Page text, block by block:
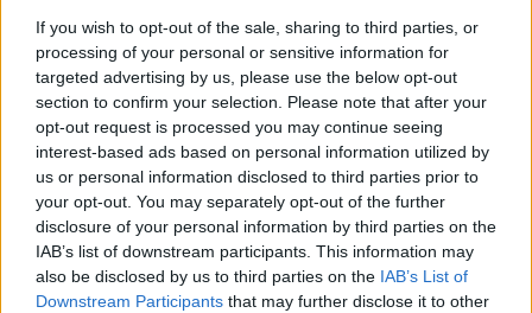
If you wish to opt-out of the sale, sharing to third parties, or
processing of your personal or sensitive information for
targeted advertising by us, please use the below opt-out
section to confirm your selection. Please note that after your
opt-out request is processed you may continue seeing
interest-based ads based on personal information utilized by
us or personal information disclosed to third parties prior to
your opt-out. You may separately opt-out of the further
disclosure of your personal information by third parties on the
IAB’s list of downstream participants. This information may
also be disclosed by us to third parties on the IAB’s List of
Downstream Participants that may further disclose it to other
AUTOR
Consejo editorial